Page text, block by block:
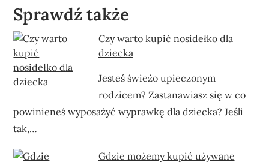
Sprawdź także
Czy warto kupić nosidełko dla
dziecka
Jesteś świeżo upieczonym
rodzicem? Zastanawiasz się w co
powinieneś wyposażyć wyprawkę dla dziecka? Jeśli
tak,…
Gdzie możemy kupić używane